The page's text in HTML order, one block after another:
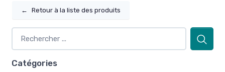
← Retour à la liste des produits
Catégories